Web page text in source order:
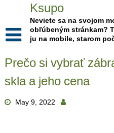
Ksupo
Neviete sa na svojom
obľúbeným stránkam?
ju na mobile, starom
Prečo si vybrať
skla a jeho cena
May 9, 2022